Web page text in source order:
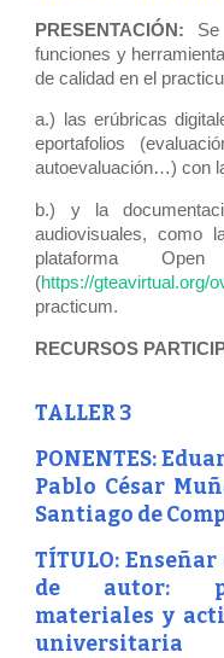
PRESENTACIÓN:
funciones y
de calidad en el
a.) las erúbricas
eportafolios
autoevaluación…) con
b.) y la
audiovisuales, como
plataforma
(https://gteavirtual.org/
practicum.
RECURSOS
TALLER 3
PONENTES:
Pablo César
Santiago de
TÍTULO:
de autor:
materiales y
universitaria